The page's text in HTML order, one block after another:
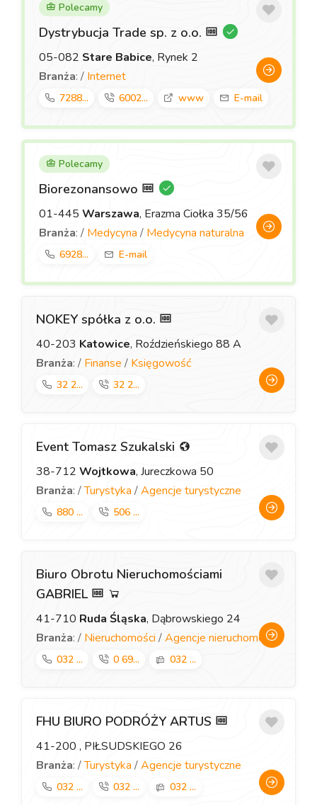
Polecamy
Dystrybucja Trade sp. z o.o.
05-082 Stare Babice, Rynek 2
Branża: / Internet
7288... 6002... www E-mail
Polecamy
Biorezonansowo
01-445 Warszawa, Erazma Ciołka 35/56
Branża: / Medycyna / Medycyna naturalna
6928... E-mail
NOKEY spółka z o.o.
40-203 Katowice, Roździeńskiego 88 A
Branża: / Finanse / Księgowość
32 2... 32 2...
Event Tomasz Szukalski
38-712 Wojtkowa, Jureczkowa 50
Branża: /Turystyka /Agencje turystyczne
880 ... 506 ...
Biuro Obrotu Nieruchomościami
GABRIEL
41-710 Ruda Śląska, Dąbrowskiego 24
Branża: / Nieruchomości /Agencje nieruchomości
032 ... 0 69... 032 ...
FHU BIURO PODRÓŻY ARTUS
41-200 , PIŁSUDSKIEGO 26
Branża: /Turystyka /Agencje turystyczne
032 ... 032 ... 032 ...